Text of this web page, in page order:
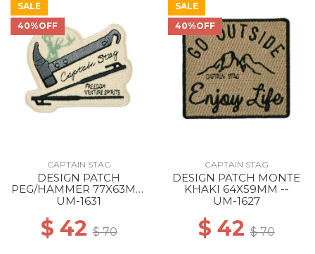
SALE
40%OFF
CAPTAIN STAG
DESIGN PATCH
PEG/HAMMER 77X63MM
--
UM-1631
$ 42$ 70
SALE
40%OFF
CAPTAIN STAG
DESIGN PATCH MONTE
KHAKI 64X59MM --
UM-1627
$ 42$ 70